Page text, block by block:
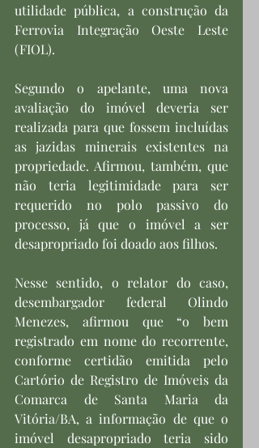
utilidade pública, a construção da
Ferrovia Integração Oeste Leste
(FIOL).
Segundo o apelante, uma nova
avaliação do imóvel deveria ser
realizada para que fossem incluídas
as jazidas minerais existentes na
propriedade. Afirmou, também, que
não teria legitimidade para ser
requerido no polo passivo do
processo, já que o imóvel a ser
desapropriado foi doado aos filhos.
Nesse sentido, o relator do caso,
desembargador federal Olindo
Menezes, afirmou que “o bem
registrado em nome do recorrente,
conforme certidão emitida pelo
Cartório de Registro de Imóveis da
Comarca de Santa Maria da
Vitória/BA, a informação de que o
imóvel desapropriado teria sido